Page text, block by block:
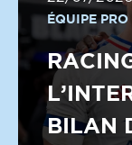
ÉQUIPE PRO
BILAN